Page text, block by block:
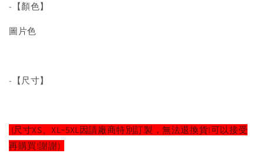
-【顏色】
圖片色
-【尺寸】
(尺寸XS、XL~5XL因請廠商特別訂製，無法退換貨!可以接受
再購買!謝謝)